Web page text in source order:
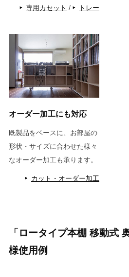
専用カセット / トレー
オーダー加工にも対応
既製品をベースに、お部屋の
形状・サイズに合わせた様々
なオーダー加工も承ります。
カット・オーダー加工
「ロータイプ本棚 移動式
様使用例